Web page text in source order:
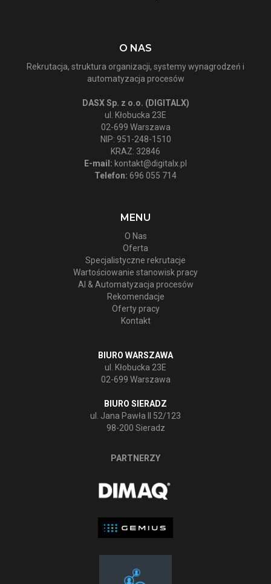
O NAS
Rekrutacja, struktura organizacji, systemy wynagrodzeń i
automatyzacja procesów
DASX Sp. z o.o. (DIGITALX)
ul. Kłobucka 23E
02-699 Warszawa
NIP: 951-248-1510
KRAZ: 32846
E-mail: kontakt@digitalx.pl
Telefon: 696 055 714
MENU
O Nas
Oferta
Specjalistyczne rekrutacje
Wartościowanie stanowisk pracy
AI & Automatyzacja procesów
Rekomendacje
Oferty pracy
Kontakt
BIURO WARSZAWA
ul. Kłobucka 23E
02-699 Warszawa
BIURO SIERADZ
ul. Jana Pawła II 52/123
98-200 Sieradz
PARTNERZY